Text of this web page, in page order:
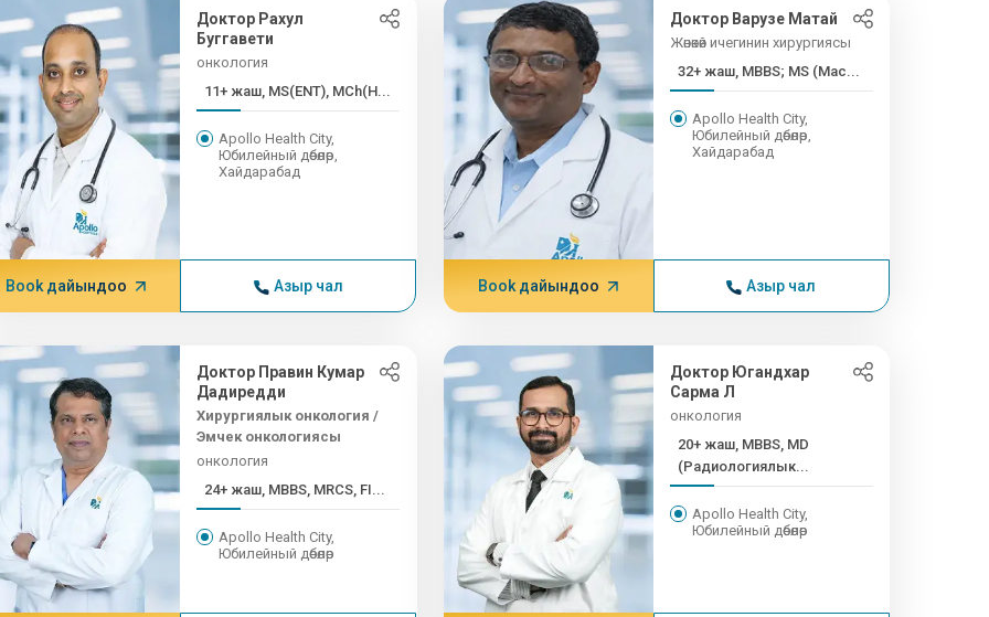
Доктор Рахул
Буггавети
онкология
11+ жаш, MS(ENT), MCh(H...
Apollo Health City,
Юбилейный дөбөлөр,
Хайдарабад
Book дайындоо Азыр чал
Доктор Варузе Матай
Жөнөкөй ичегинин хирургиясы
32+ жаш, MBBS; MS (Мас...
Apollo Health City,
Юбилейный дөбөлөр,
Хайдарабад
Book дайындоо Азыр чал
Доктор Правин Кумар
Дадиредди
Хирургиялык онкология /
Эмчек онкологиясы
онкология
24+ жаш, MBBS, MRCS, FI...
Apollo Health City,
Юбилейный дөбөлөр
Доктор Югандхар
Сарма Л
онкология
20+ жаш, MBBS, MD
(Радиологиялык...
Apollo Health City,
Юбилейный дөбөлөр